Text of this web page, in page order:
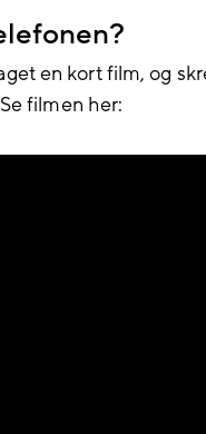
en kort film, og
filmen her: